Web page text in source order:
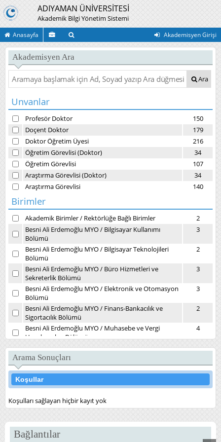
ADIYAMAN ÜNİVERSİTESİ
Akademik Bilgi Yönetim Sistemi
Anasayfa Akademisyen Girişi
Akademisyen Ara
Ara
Unvanlar
Profesör Doktor
150
Doçent Doktor
179
Doktor Öğretim Üyesi
216
Öğretim Görevlisi (Doktor)
34
Öğretim Görevlisi
107
Araştırma Görevlisi (Doktor)
34
Araştırma Görevlisi
140
Birimler
Akademik Birimler/ Rektörlüğe Bağlı Birimler
2
Besni Ali Erdemoğlu MYO/ Bilgisayar Kullanımı
Bölümü
3
Besni Ali Erdemoğlu MYO/ Bilgisayar Teknolojileri
Bölümü
2
Besni Ali Erdemoğlu MYO/ Büro Hizmetleri ve
Sekreterlik Bölümü
3
Besni Ali Erdemoğlu MYO/ Elektronik ve Otomasyon
Bölümü
3
Besni Ali Erdemoğlu MYO/ Finans-Bankacılık ve
Sigortacılık Bölümü
2
Besni Ali Erdemoğlu MYO/ Muhasebe ve Vergi
Uygulamaları Bölümü
4
Besni Ali Erdemoğlu MYO/Yönetim ve Organizasyon
Bölümü
2
Daire Başkanlıkları/Kütüphane ve Dokümantasyon
Daire Başkanlığı
1
Devlet Konservatuvarı/Müzikoloji Bölümü
7
Diş Hekimliği Fakültesi/Ağız, Diş ve Çene Cerrahisi
Kliniği
(İlk Muayene) Kliniği
Diş Hekimliği Fakültesi
Arama Sonuçları
Koşullar
Koşulları sağlayan hiçbir kayıt yok
Bağlantılar